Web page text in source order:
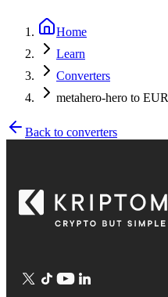
Home
Learn
Converters
metahero-hero to EUR
Back to converters